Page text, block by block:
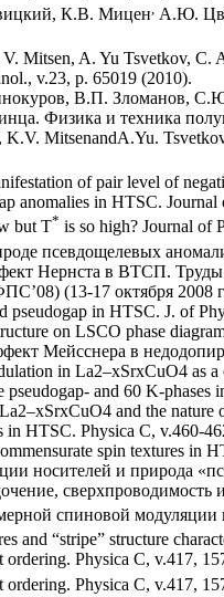
К.В. Мицен А.Ю.
Mitsen, A. Yu Tsvetkov, C.
v.23, p. 65019 (2010).
В.П. Зломанов,
Физика и техника
MitsenandA.Yu.
of pair level of
anomalies in HTSC.
but T* is so high? Journal of
псевдощелевых
Нернста в ВТСП.
(13-17 октября 2008
in HTSC. J. of
on LSCO phase
Мейсснера в
in La2–xSrxCuO4 as
and 60 K-
and the nature
HTSC. Physica C, v.460-
spin textures in
носителей и природа
сверхпроводимость
спиновой модуляции
and “stripe” structure
ordering. Physica C, v.417,
ordering. Physica C, v.417,